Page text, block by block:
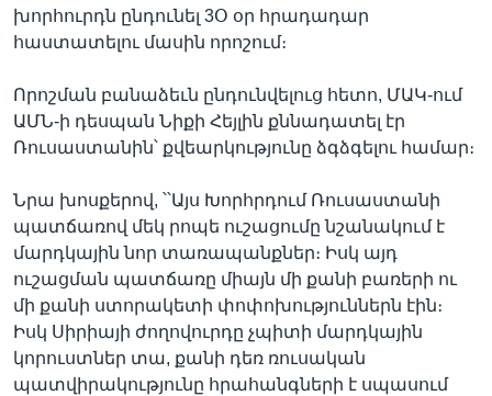
խորհուրդն ընդունել 3Օ օր հրադադար
հաստատելու մասին որոշում։
Որոշման բանաձեւն ընդունվելուց հետո, ՄԱԿ-ում
ԱՄՆ-ի դեսպան Նիքի Հեյլին քննադատել էր
Ռուսաստանին՝ քվեարկությունը ձգձգելու համար։
Նրա խոսքերով, ՝՝Այս Խորհրդում Ռուսաստանի
պատճառով մեկ րոպե ուշացումը նշանակում է
մարդկային նոր տառապանքներ։ Իսկ այդ
ուշացման պատճառը միայն մի քանի բառերի ու
մի քանի ստորակետի փոփոխություններն էին։
Իսկ Սիրիայի ժողովուրդը չպիտի մարդկային
կորուստներ տա, քանի դեռ ռուսական
պատվիրակությունը հրահանգների է սպասում